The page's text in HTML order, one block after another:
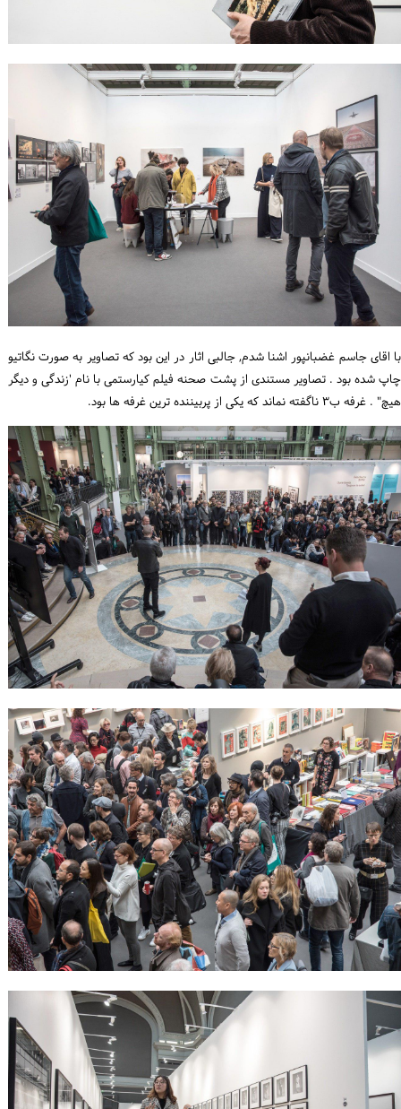
با اقای جاسم غضبانپور اشنا شدم, جالبی اثار در این بود که تصاویر به صورت نگاتیو
چاپ شده بود . تصاویر مستندی از پشت صحنه فیلم کیارستمی با نام 'زندگی و دیگر
هیچ" . غرفه ب۳ ناگفته نماند که یکی از پربیننده ترین غرفه ها بود.